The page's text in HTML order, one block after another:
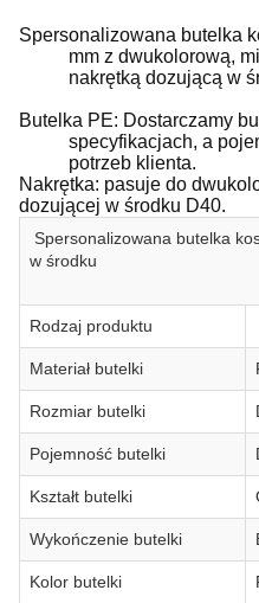
Spersonalizowana butelka
mm z dwukolorową,
nakrętką dozującą w
Butelka PE: Dostarczamy
specyfikacjach, a
potrzeb klienta.
Nakrętka: pasuje do
dozującej w środku D40.
Spersonalizowana butelka
w środku
Rodzaj produktu
Materiał butelki
Rozmiar butelki
Pojemność butelki
Kształt butelki
Wykończenie butelki
Kolor butelki